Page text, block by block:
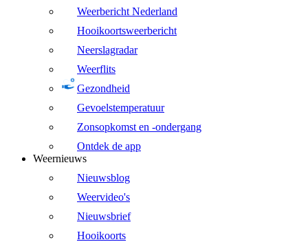
Weerbericht Nederland
Hooikoortsweerbericht
Neerslagradar
Weerflits
Gezondheid
Gevoelstemperatuur
Zonsopkomst en -ondergang
Ontdek de app
Weernieuws
Nieuwsblog
Weervideo's
Nieuwsbrief
Hooikoorts